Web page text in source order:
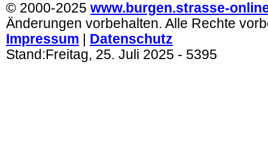
© 2000-2025 www.burgen.strasse-
Änderungen vorbehalten. Alle Rechte
Impressum
Datenschutz
Stand:Freitag, 25. Juli 2025 - 5395